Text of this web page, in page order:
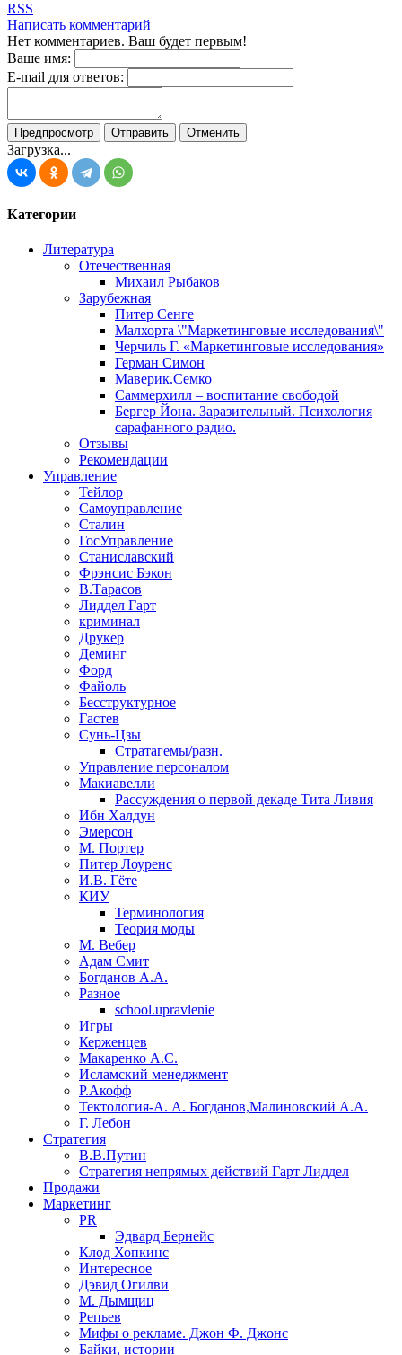
RSS
Написать комментарий
Нет комментариев. Ваш будет первым!
Ваше имя:
E-mail для ответов:
Загрузка...
Категории
Литература
Отечественная
Михаил Рыбаков
Зарубежная
Питер Сенге
Малхорта \"Маркетинговые исследования\"
Черчиль Г. «Маркетинговые исследования»
Герман Симон
Маверик.Семко
Саммерхилл – воспитание свободой
Бергер Йона. Заразительный. Психология
сарафанного радио.
Отзывы
Рекомендации
Управление
Тейлор
Самоуправление
Сталин
ГосУправление
Станиславский
Фрэнсис Бэкон
В.Тарасов
Лиддел Гарт
криминал
Друкер
Деминг
Форд
Файоль
Бесструктурное
Гастев
Сунь-Цзы
Стратагемы/разн.
Управление персоналом
Макиавелли
Рассуждения о первой декаде Тита Ливия
Ибн Халдун
Эмерсон
М. Портер
Питер Лоуренс
И.В. Гёте
КИУ
Терминология
Теория моды
М. Вебер
Адам Смит
Богданов А.А.
Разное
school.upravlenie
Игры
Керженцев
Макаренко А.С.
Исламский менеджмент
Р.Акофф
Тектология-А. А. Богданов,Малиновский А.А.
​Г. Лебон
Стратегия
В.В.Путин
​Стратегия непрямых действий Гарт Лиддел
Продажи
Маркетинг
PR
Эдвард Бернейс
Клод Хопкинс
Интересное
Дэвид Огилви
М. Дымщиц
Репьев
Мифы о рекламе. Джон Ф. Джонс
Байки, истории